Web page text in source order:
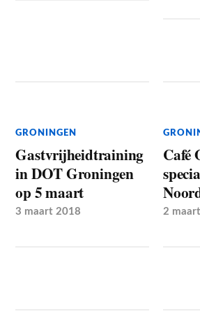
GRONINGEN
Gastvrijheidtraining
in DOT Groningen
op 5 maart
3 maart 2018
Café
2